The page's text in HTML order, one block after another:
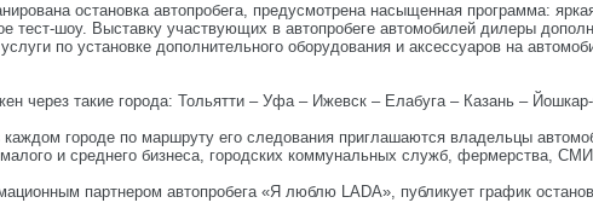
остановка автопробега, предусмотрена насыщенная программа:
тест-шоу. Выставку участвующих в автопробеге автомобилей дилеры
по установке дополнительного оборудования и аксессуаров на
через такие города: Тольятти – Уфа – Ижевск – Елабуга – Казань –
городе по маршруту его следования приглашаются владельцы
и среднего бизнеса, городских коммунальных служб, фермерства,
партнером автопробега «Я люблю LADA», публикует график